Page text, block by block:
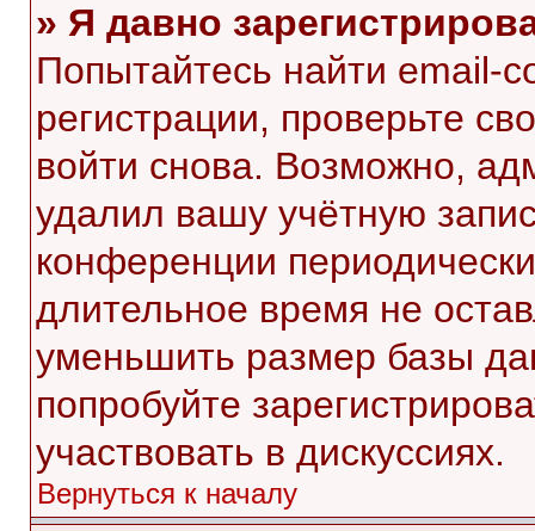
» Я давно
Попытайтесь найти email-
регистрации, проверьте
войти снова. Возможно,
удалил вашу учётную
конференции
длительное время не
уменьшить размер базы
попробуйте
участвовать в дискуссиях.
Вернуться к началу